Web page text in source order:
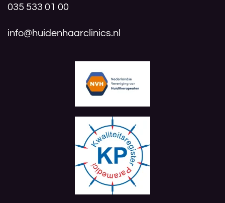
035 533 01 00
info@huidenhaarclinics.nl